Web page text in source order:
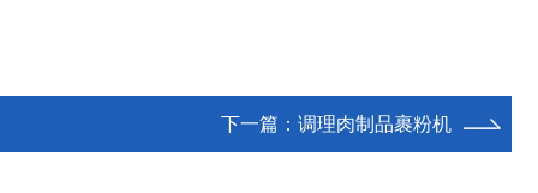
下一篇： 调理肉制品裹粉机